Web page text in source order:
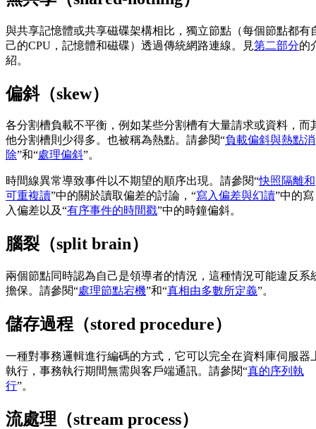
與共享記憶體或共享磁碟架構相比，獨立節點（每個節點都有
己的CPU，記憶體和磁碟）透過傳統網路連線。見第二部分的
紹。
偏斜（skew）
各分割槽負載不平衡，例如某些分割槽有大量請求或資料，而
他分割槽則少得多。也被稱為熱點。請參閱“負載偏斜與熱點消
除”和“處理偏斜”。
時間線異常導致事件以不期望的順序出現。請參閱“快照隔離和
可重複讀”中的關於讀取偏差的討論，“寫入偏差與幻讀”中的寫
入偏差以及“有序事件的時間戳”中的時鐘偏斜。
腦裂（split brain）
兩個節點同時認為自己是領導者的情況，這種情況可能違反系
擔保。請參閱“處理節點宕機”和“真相由多數所定義”。
儲存過程（stored procedure）
一種對事務邏輯進行編碼的方式，它可以完全在資料庫伺服器
執行，事務執行期間無需與客戶端通訊。請參閱“真的序列執
行”。
流處理（stream process）